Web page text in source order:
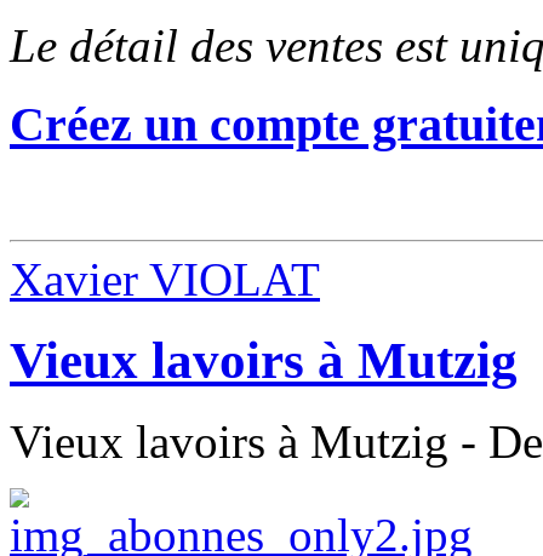
Le détail des ventes est
Créez un compte
Xavier VIOLAT
Vieux lavoirs à Mutzig
Vieux lavoirs à Mutzig -